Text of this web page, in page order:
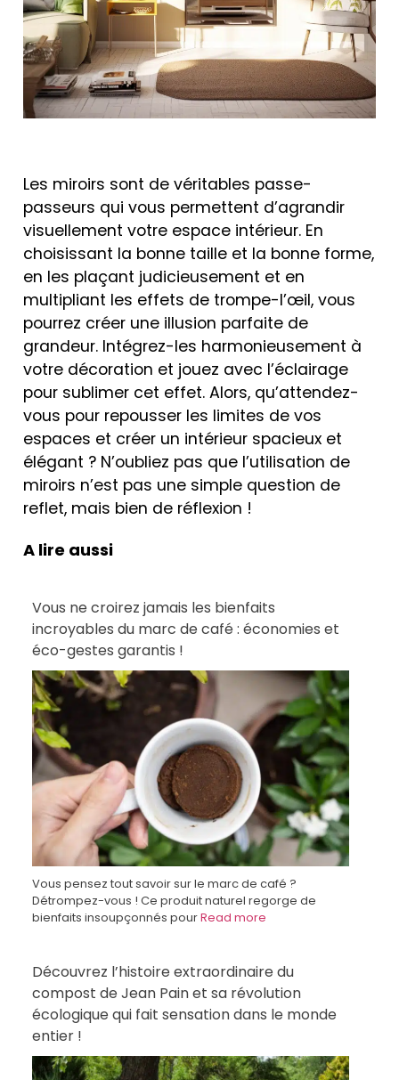
Les miroirs sont de véritables passe-
passeurs qui vous permettent d’agrandir
visuellement votre espace intérieur. En
choisissant la bonne taille et la bonne forme,
en les plaçant judicieusement et en
multipliant les effets de trompe-l’œil, vous
pourrez créer une illusion parfaite de
grandeur. Intégrez-les harmonieusement à
votre décoration et jouez avec l’éclairage
pour sublimer cet effet. Alors, qu’attendez-
vous pour repousser les limites de vos
espaces et créer un intérieur spacieux et
élégant ? N’oubliez pas que l’utilisation de
miroirs n’est pas une simple question de
reflet, mais bien de réflexion !
A lire aussi
Vous ne croirez jamais les bienfaits
incroyables du marc de café : économies et
éco-gestes garantis !
Vous pensez tout savoir sur le marc de café ?
Détrompez-vous ! Ce produit naturel regorge de
bienfaits insoupçonnés pourRead more
Découvrez l’histoire extraordinaire du
compost de Jean Pain et sa révolution
écologique qui fait sensation dans le monde
entier !